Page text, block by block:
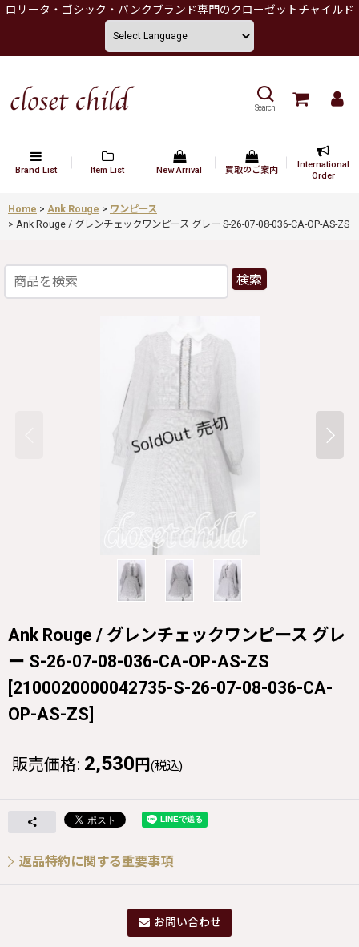
ロリータ・ゴシック・パンクブランド専門のクローゼットチャイルド
Search
Brand List Item List New Arrival 買取のご案内
International
Order
Home > Ank Rouge > ワンピース
> Ank Rouge / グレンチェックワンピース グレー S-26-07-08-036-CA-OP-AS-ZS
検索
Ank Rouge / グレンチェックワンピース グレ
ー S-26-07-08-036-CA-OP-AS-ZS
[2100020000042735-S-26-07-08-036-CA-
OP-AS-ZS]
販売価格: 2,530 円 (税込)
返品特約に関する重要事項
お問い合わせ